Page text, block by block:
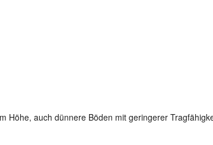
Höhe, auch dünnere Böden mit geringerer